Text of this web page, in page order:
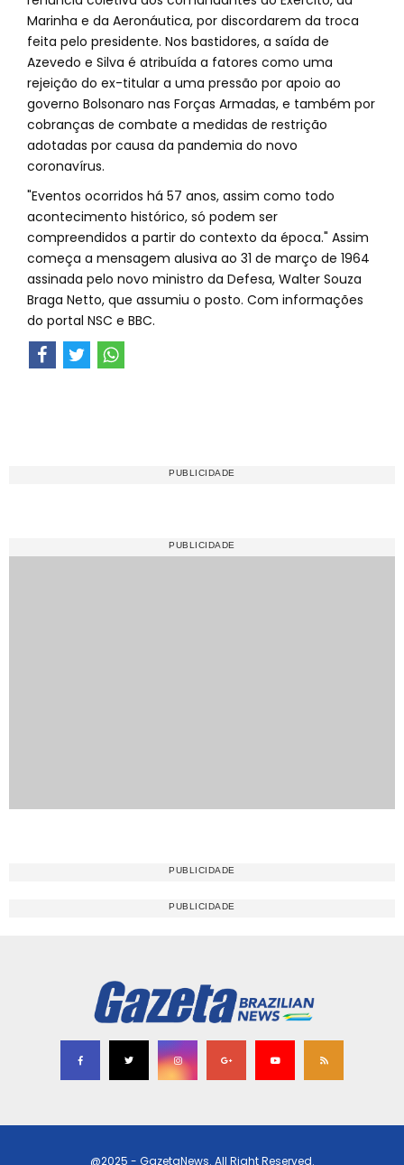
Marinha e da Aeronáutica, por discordarem da troca
feita pelo presidente. Nos bastidores, a saída de
Azevedo e Silva é atribuída a fatores como uma
rejeição do ex-titular a uma pressão por apoio ao
governo Bolsonaro nas Forças Armadas, e também por
cobranças de combate a medidas de restrição
adotadas por causa da pandemia do novo
coronavírus.
"Eventos ocorridos há 57 anos, assim como todo
acontecimento histórico, só podem ser
compreendidos a partir do contexto da época." Assim
começa a mensagem alusiva ao 31 de março de 1964
assinada pelo novo ministro da Defesa, Walter Souza
Braga Netto, que assumiu o posto. Com informações
do portal NSC e BBC.
@2025 - GazetaNews. All Right Reserved.